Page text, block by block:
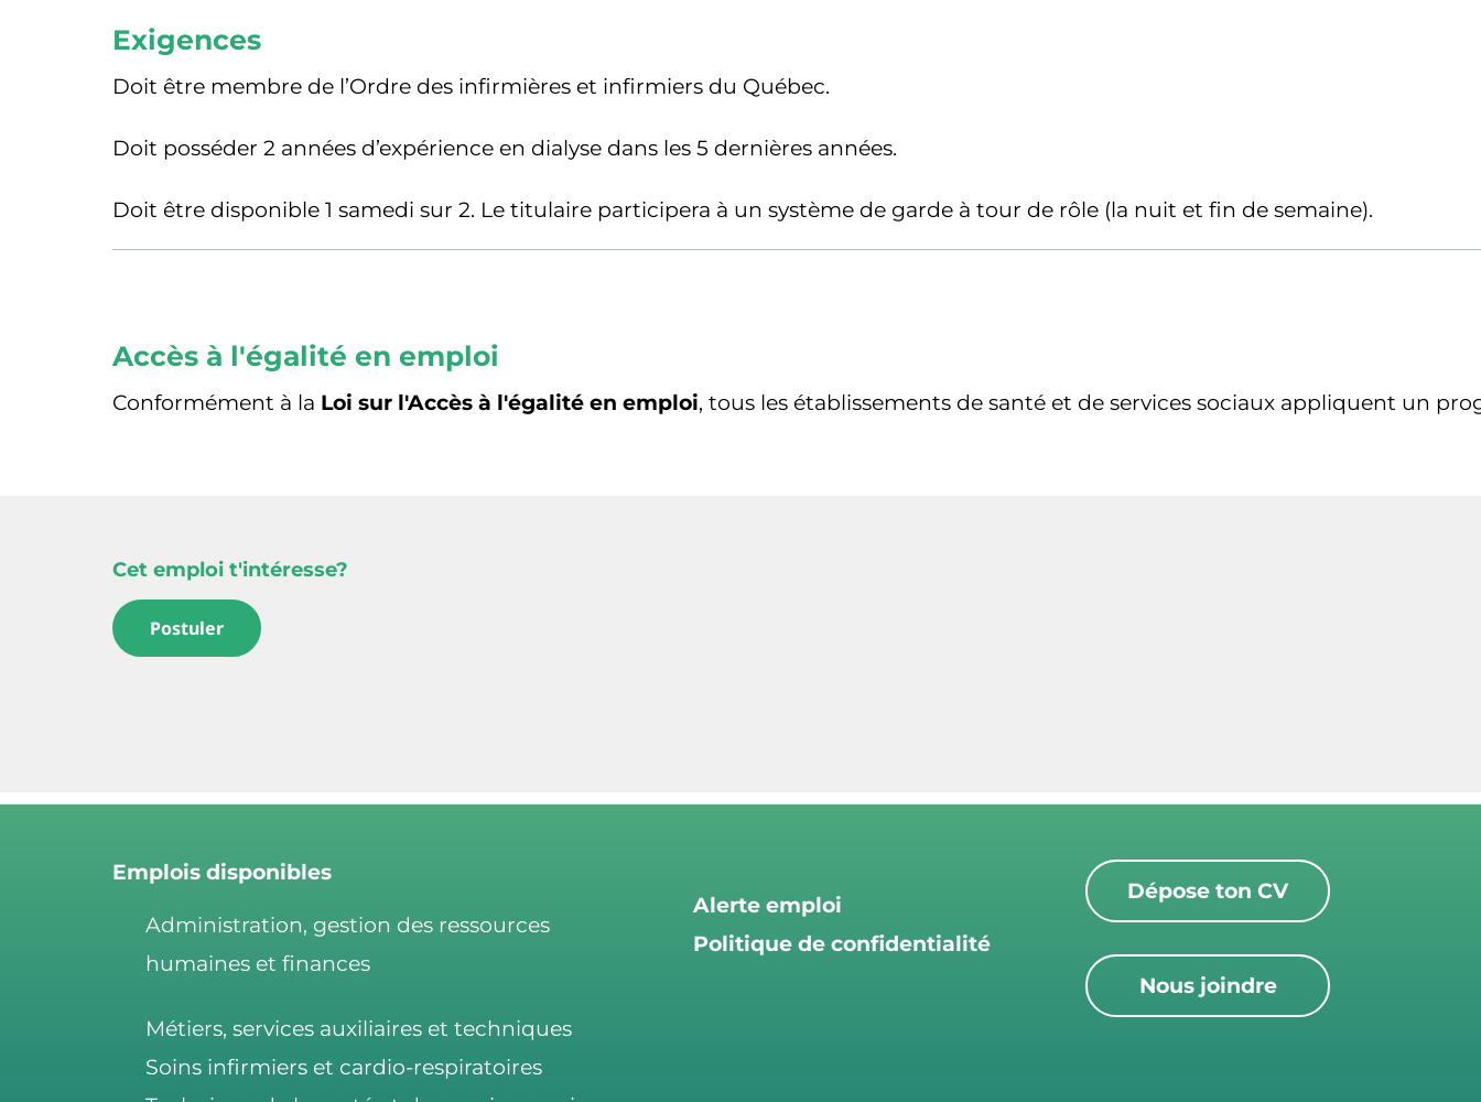
Exigences
Doit être membre de l’Ordre des infirmières et infirmiers du Québec.
Doit posséder 2 années d’expérience en dialyse dans les 5 dernières années.
Doit être disponible 1 samedi sur 2. Le titulaire participera à un système de garde à tour de rôle (la nuit et fin de semaine).
Accès à l'égalité en emploi
Conformément à la Loi sur l'Accès à l'égalité en emploi, tous les établissements de santé et de services sociaux appliquent un
Cet emploi t'intéresse?
Postuler
Emplois disponibles
Administration, gestion des ressources
humaines et finances
Métiers, services auxiliaires et techniques
Soins infirmiers et cardio-respiratoires
Alerte emploi
Politique de confidentialité
Dépose ton CV
Nous joindre